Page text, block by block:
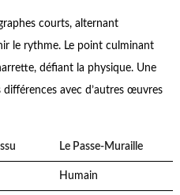
courts, alternant
le rythme. Le point culminant
défiant la physique. Une
avec d’autres œuvres
Le Passe-Muraille
Humain